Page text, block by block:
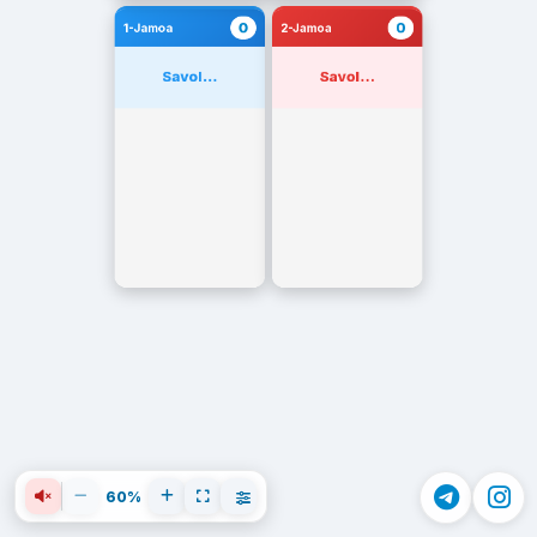
1-Jamoa 0
Savol...
2-Jamoa 0
Savol...
60%